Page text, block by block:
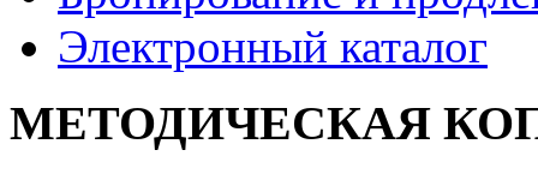
Электронный каталог
МЕТОДИЧЕСКАЯ